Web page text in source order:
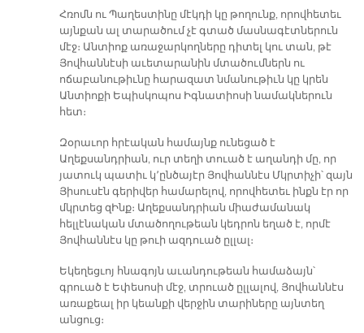
Հռոմն ու Պաղեստինը մէկդի կը թողունք, որովհետեւ
այնքան ալ տարածում չէ գտած մասնագէտներուն
մէջ։ Անտիոք առաջարկողները դիտել կու տան, թէ
Յովհաննէսի աւետարանին մտածումներն ու
ոճաբանութիւնը հարազատ նմանութիւն կը կրեն
Անտիոքի Եպիսկոպոս Իգնատիոսի նամակներուն
հետ։
Զօրաւոր հրէական համայնք ունեցած է
Աղեքսանդրիան, ուր տեղի տուած է աղանդի մը, որ
յատուկ պատիւ կ՚ընծայէր Յովհաննէս Մկրտիչի՝ զայն
Յիսուսէն գերիվեր համարելով, որովհետեւ ինքն էր որ
մկրտեց զԻնք։ Աղեքսանդրիան միաժամանակ
հելլէնական մտածողութեան կեդրոն եղած է, որմէ
Յովհաննէս կը թուի ազդուած ըլլալ։
Եկեղեցւոյ հնագոյն աւանդութեան համաձայն՝
գրուած է Եփեսոսի մէջ, տրուած ըլլալով, Յովհաննէս
առաքեալ իր կեանքի վերջին տարիները այնտեղ
անցուց։